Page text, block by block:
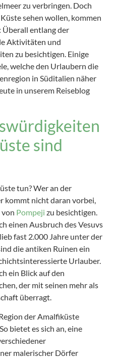
zu verbringen. Doch
sehen wollen, kommen
Überall entlang der
Aktivitäten und
zu besichtigen. Einige
welche den Urlaubern die
in Süditalien näher
in unserem Reiseblog
sind
tun? Wer an der
kommt nicht daran vorbei,
Pompeji zu besichtigen.
einen Ausbruch des Vesuvs
fast 2.000 Jahre unter der
die antiken Ruinen ein
Urlauber.
ein Blick auf den
der mit seinen mehr als
überragt.
der Amalfiküste
bietet es sich an, eine
malerischer Dörfer